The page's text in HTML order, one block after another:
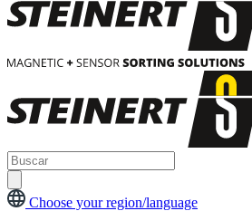
Choose your region/language